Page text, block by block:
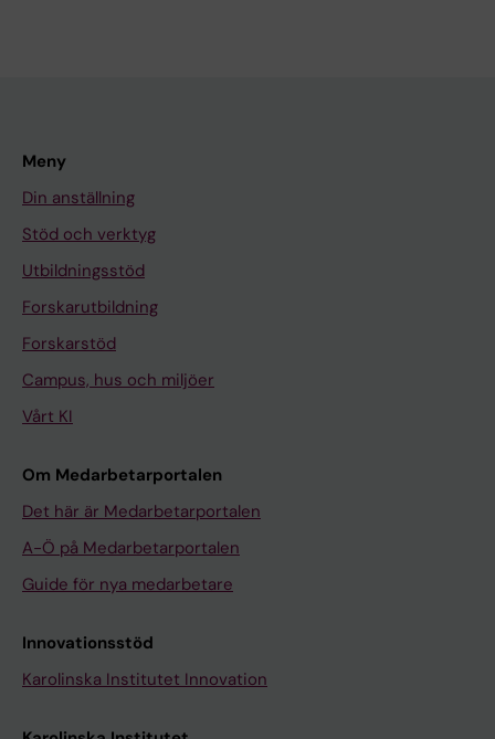
Meny
Din anställning
Stöd och verktyg
Utbildningsstöd
Forskarutbildning
Forskarstöd
Campus, hus och miljöer
Vårt KI
Om Medarbetarportalen
Det här är Medarbetarportalen
A-Ö på Medarbetarportalen
Guide för nya medarbetare
Innovationsstöd
Karolinska Institutet Innovation